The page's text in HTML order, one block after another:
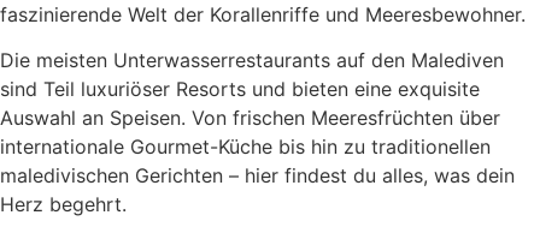
faszinierende Welt der Korallenriffe und Meeresbewohner.
Die meisten Unterwasserrestaurants auf den Malediven
sind Teil luxuriöser Resorts und bieten eine exquisite
Auswahl an Speisen. Von frischen Meeresfrüchten über
internationale Gourmet-Küche bis hin zu traditionellen
maledivischen Gerichten – hier findest du alles, was dein
Herz begehrt.